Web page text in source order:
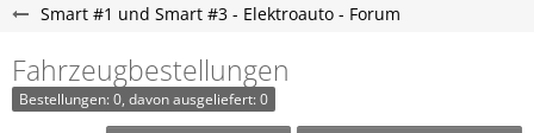
Smart #1 und Smart #3 - Elektroauto - Forum
Fahrzeugbestellungen
Bestellungen: 0, davon ausgeliefert: 0